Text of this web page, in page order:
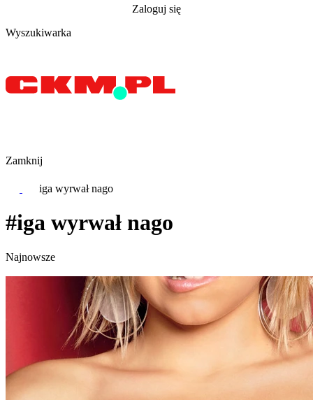
Zaloguj się
Wyszukiwarka
Zamknij
iga wyrwał nago
#iga wyrwał nago
Najnowsze